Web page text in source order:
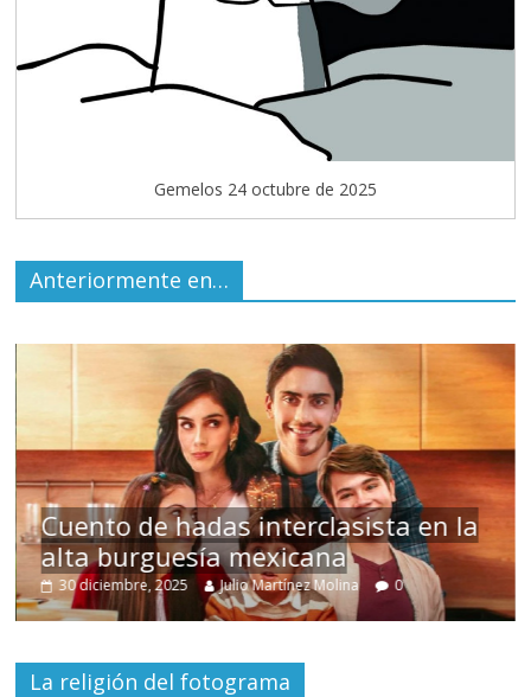
Gemelos 24 octubre de 2025
Anteriormente en…
Cuento de hadas interclasista en la
alta burguesía mexicana
30 diciembre, 2025 Julio Martínez Molina 0
La religión del fotograma